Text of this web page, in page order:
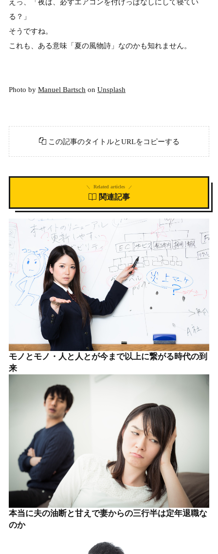
えっ、「夜は、必ずエアコンを付けっぱなしにして寝てい
る？」
そうですね。
これも、ある意味「夏の風物詩」なのかも知れません。
Photo by Manuel Bartsch on Unsplash
この記事のタイトルとURLをコピーする
関連記事
Related articles
モノとモノ・人と人とが今まで以上に繋がる時代の到
来
本当に夫の油断と甘えで妻からの三行半は定年退職な
のか